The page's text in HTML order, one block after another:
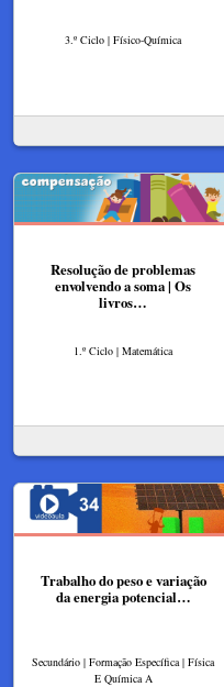
3.º Ciclo | Físico-Química
Resolução de problemas
envolvendo a soma | Os
livros…
1.º Ciclo | Matemática
Trabalho do peso e variação
da energia potencial…
Secundário | Formação Específica | Física
E Química A